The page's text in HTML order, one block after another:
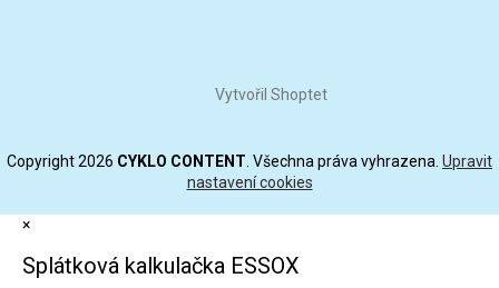
Vytvořil Shoptet
Copyright 2026 CYKLO CONTENT . Všechna práva vyhrazena. Upravit
nastavení cookies
×
Splátková kalkulačka ESSOX